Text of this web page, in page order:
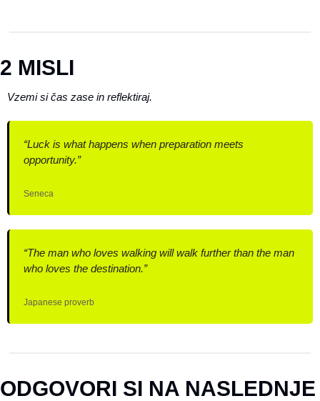
2 MISLI
Vzemi si čas zase in reflektiraj.
“Luck is what happens when preparation meets
opportunity.”
Seneca
“The man who loves walking will walk further than the man
who loves the destination.”
Japanese proverb
ODGOVORI SI NA NASLEDNJE